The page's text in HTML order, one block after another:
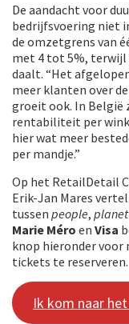
De aandacht voor
bedrijfsvoering niet
de omzetgrens van
met 4 tot 5%,
daalt. “Het
meer klanten over
groeit ook. In België
rentabiliteit per
hier wat meer
per mandje.”
Op het RetailDetail
Erik-Jan Mares
tussen people, planet
Marie Méro en Visa
knop hieronder voor
tickets te reserveren.
Ik kom naar